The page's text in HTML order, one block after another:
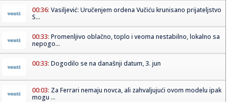
00:36: Vasiljević: Uručenjem ordena Vučiću krunisano prijateljstvo
S...
00:33: Promenljivo oblačno, toplo i veoma nestabilno, lokalno sa
nepogo...
00:33: Dogodilo se na današnji datum, 3. jun
00:03: Za Ferrari nemaju novca, ali zahvaljujući ovom modelu ipak
mogu ...